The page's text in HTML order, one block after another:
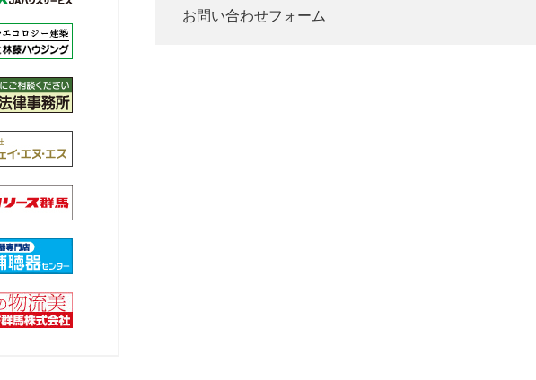
お問い合わせフォーム